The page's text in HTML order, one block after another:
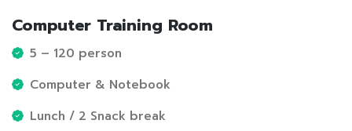
Computer Training Room
5 – 120 person
Computer & Notebook
Lunch / 2 Snack break